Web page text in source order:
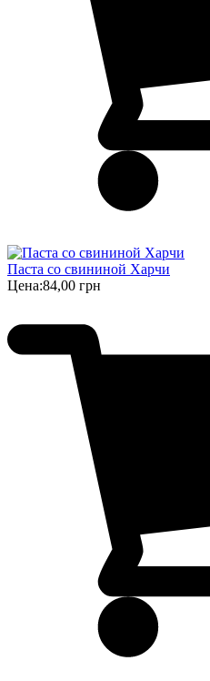
Паста со свининой Харчи
Цена:84,00 грн